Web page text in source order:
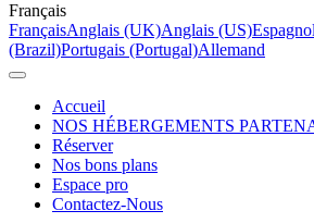
Français
FrançaisAnglais (UK)Anglais (US)Espagnol
(Brazil)Portugais (Portugal)Allemand
Accueil
NOS HÉBERGEMENTS
Réserver
Nos bons plans
Espace pro
Contactez-Nous